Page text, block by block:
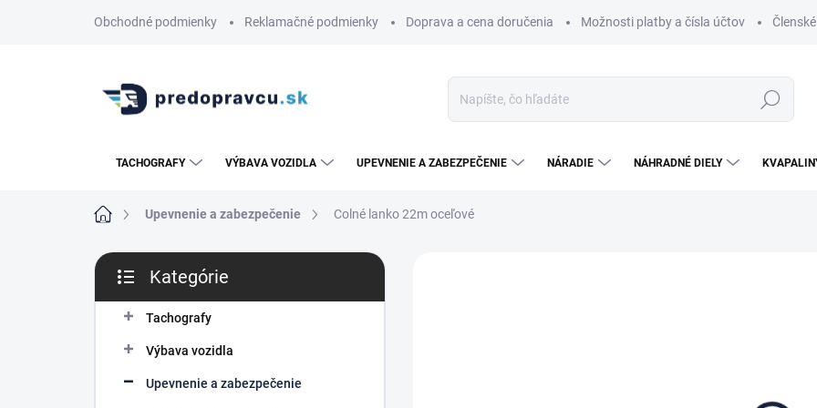
Obchodné podmienky Reklamačné podmienky Doprava a cena doručenia Možnosti platby a čísla účtov
Hľadať
TACHOGRAFY VÝBAVA VOZIDLA UPEVNENIE A ZABEZPEČENIE NÁRADIE NÁHRADNÉ DIELY
DomovUpevnenie a zabezpečenie Colné lanko 22m oceľové
B
č
kategórie
Kategórie
Tachografy
Výbava vozidla
Upevnenie a zabezpečenie